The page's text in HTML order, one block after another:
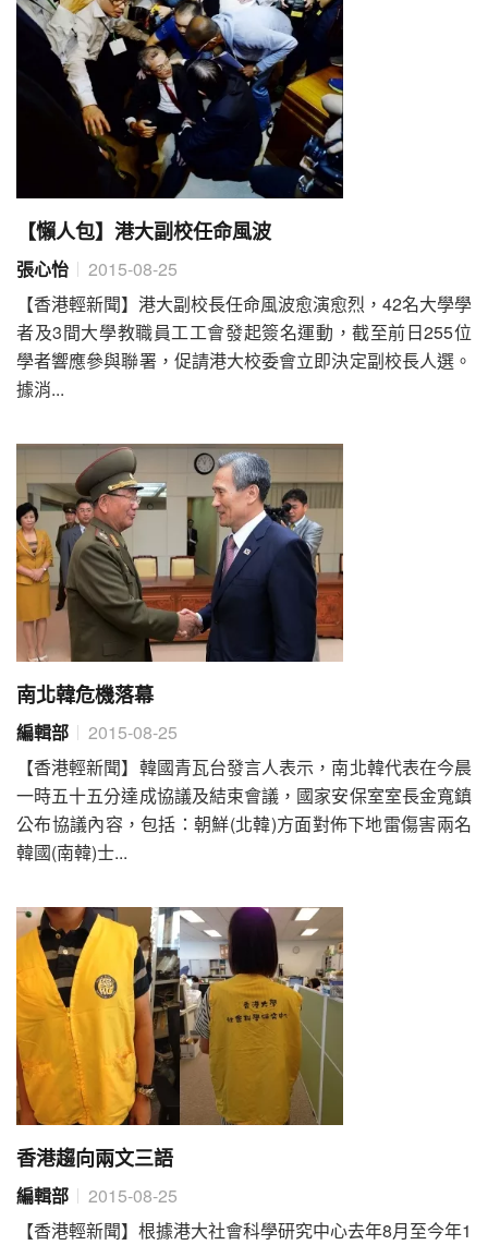
【懶人包】港大副校任命風波
張心怡
2015-08-25
【香港輕新聞】港大副校長任命風波愈演愈烈，42名大學學
者及3間大學教職員工工會發起簽名運動，截至前日255位
學者響應參與聯署，促請港大校委會立即決定副校長人選。
據消...
南北韓危機落幕
編輯部
2015-08-25
【香港輕新聞】韓國青瓦台發言人表示，南北韓代表在今晨
一時五十五分達成協議及結束會議，國家安保室室長金寬鎮
公布協議內容，包括：朝鮮(北韓)方面對佈下地雷傷害兩名
韓國(南韓)士...
香港趨向兩文三語
編輯部
2015-08-25
【香港輕新聞】根據港大社會科學研究中心去年8月至今年1